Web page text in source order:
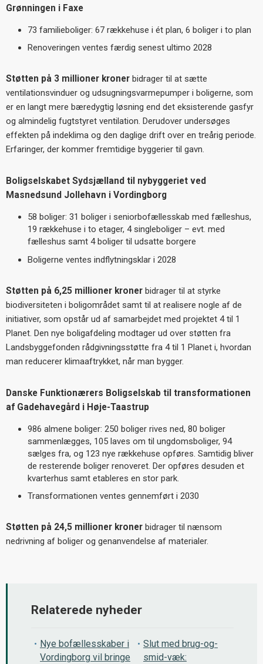
Grønningen i Faxe
73 familieboliger: 67 rækkehuse i ét plan, 6 boliger i to plan
Renoveringen ventes færdig senest ultimo 2028
Støtten på 3 millioner kroner bidrager til at sætte
ventilationsvinduer og udsugningsvarmepumper i boligerne, som
er en langt mere bæredygtig løsning end det eksisterende gasfyr
og almindelig fugtstyret ventilation. Derudover undersøges
effekten på indeklima og den daglige drift over en treårig periode.
Erfaringer, der kommer fremtidige byggerier til gavn.
Boligselskabet Sydsjælland til nybyggeriet ved
Masnedsund Jollehavn i Vordingborg
58 boliger: 31 boliger i seniorbofællesskab med fælleshus,
19 rækkehuse i to etager, 4 singleboliger – evt. med
fælleshus samt 4 boliger til udsatte borgere
Boligerne ventes indflytningsklar i 2028
Støtten på 6,25 millioner kroner bidrager til at styrke
biodiversiteten i boligområdet samt til at realisere nogle af de
initiativer, som opstår ud af samarbejdet med projektet 4 til 1
Planet. Den nye boligafdeling modtager ud over støtten fra
Landsbyggefonden rådgivningsstøtte fra 4 til 1 Planet i, hvordan
man reducerer klimaaftrykket, når man bygger.
Danske Funktionærers Boligselskab til transformationen
af Gadehavegård i Høje-Taastrup
986 almene boliger: 250 boliger rives ned, 80 boliger
sammenlægges, 105 laves om til ungdomsboliger, 94
sælges fra, og 123 nye rækkehuse opføres. Samtidig bliver
de resterende boliger renoveret. Der opføres desuden et
kvarterhus samt etableres en stor park.
Transformationen ventes gennemført i 2030
Støtten på 24,5 millioner kroner bidrager til nænsom
nedrivning af boliger og genanvendelse af materialer.
Relaterede nyheder
Nye bofællesskaber i
Vordingborg vil bringe
Slut med brug-og-
smid-væk: